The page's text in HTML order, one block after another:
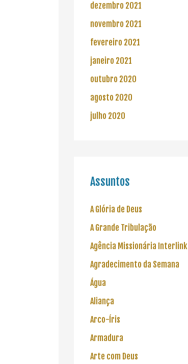
dezembro 2021
novembro 2021
fevereiro 2021
janeiro 2021
outubro 2020
agosto 2020
julho 2020
Assuntos
A Glória de Deus
A Grande Tribulação
Agência Missionária Interlink
Agradecimento da Semana
Água
Aliança
Arco-Íris
Armadura
Arte com Deus